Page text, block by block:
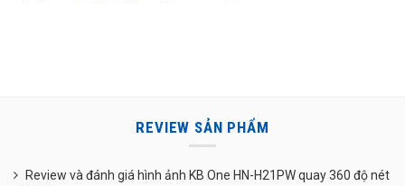
REVIEW SẢN PHẨM
Review và đánh giá hình ảnh KB One HN-H21PW quay 360 độ nét